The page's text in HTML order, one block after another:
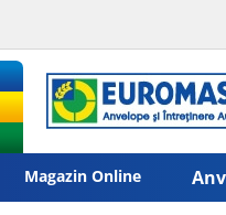
Magazin Online